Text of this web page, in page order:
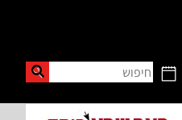
חיפוש